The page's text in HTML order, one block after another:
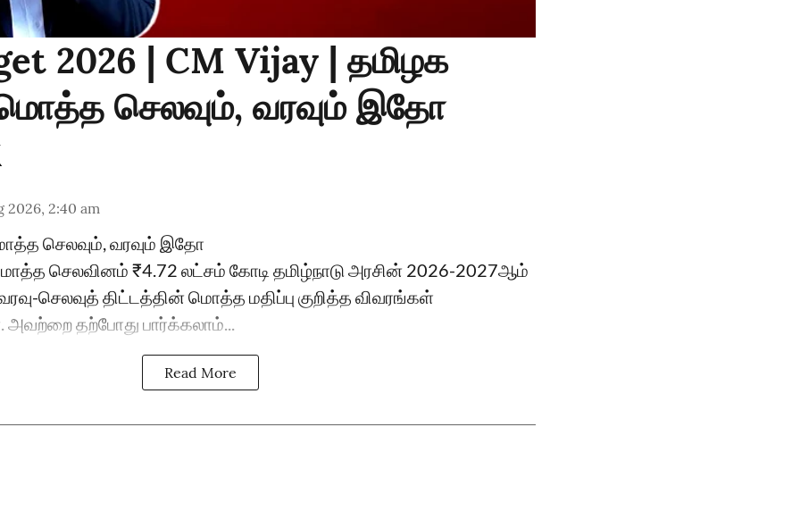
2026 | CM Vijay | தமிழக
செலவும், வரவும் இதோ
2026, 2:40 am
செலவும், வரவும் இதோ
செலவினம் ₹4.72 லட்சம் கோடி தமிழ்நாடு அரசின் 2026-2027ஆம்
செலவுத் திட்டத்தின் மொத்த மதிப்பு குறித்த விவரங்கள்
அவற்றை தற்போது பார்க்கலாம்...
Read More